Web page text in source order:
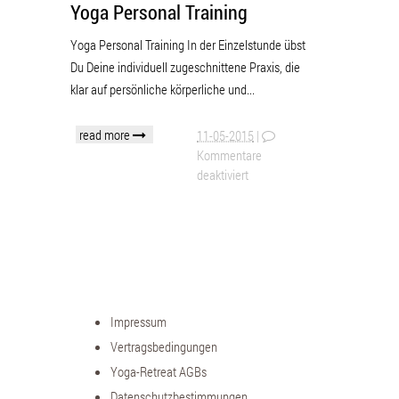
Yoga Personal Training
Yoga Personal Training In der Einzelstunde übst
Du Deine individuell zugeschnittene Praxis, die
klar auf persönliche körperliche und...
read more 11-05-2015 |
Kommentare
deaktiviert
Impressum
Vertragsbedingungen
Yoga-Retreat AGBs